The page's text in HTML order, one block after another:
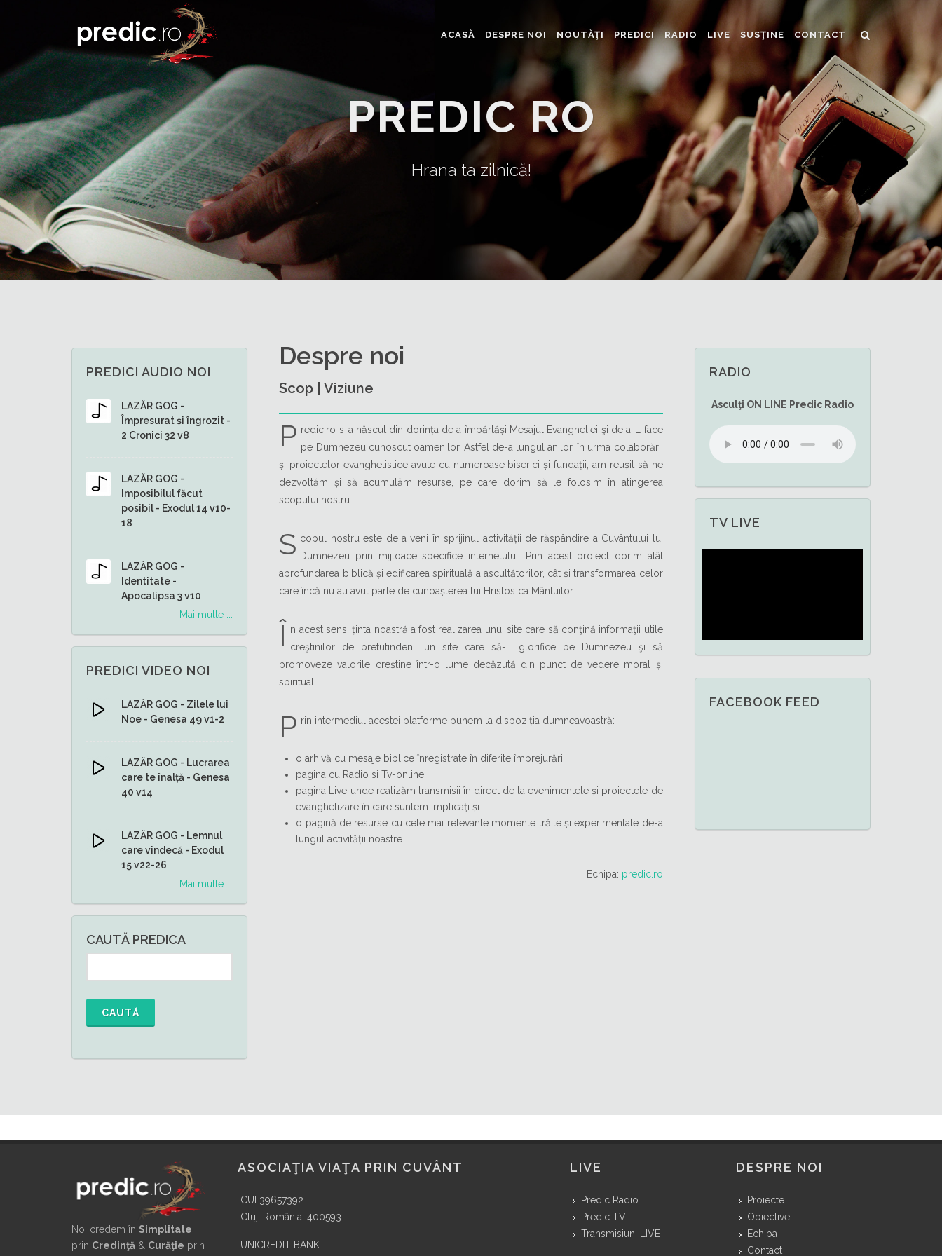
ACASĂ DESPRE NOI NOUTĂŢI PREDICI RADIO LIVE SUSŢINE CONTACT
PREDIC RO
Hrana ta zilnică!
PREDICI AUDIO NOI
LAZĂR GOG -
Împresurat și îngrozit -
2 Cronici 32 v8
LAZĂR GOG -
Imposibilul făcut
posibil - Exodul 14 v10-
18
LAZĂR GOG -
Identitate -
Apocalipsa 3 v10
Mai multe ...
PREDICI VIDEO NOI
LAZĂR GOG - Zilele lui
Noe - Genesa 49 v1-2
LAZĂR GOG - Lucrarea
care te înalță - Genesa
40 v14
LAZĂR GOG - Lemnul
care vindecă - Exodul
15 v22-26
Mai multe ...
CAUTĂ PREDICA
CAUTĂ
Despre noi
Scop | Viziune
P redic.ro s-a născut din dorința de a împărtăși Mesajul Evangheliei şi de a-L face
pe Dumnezeu cunoscut oamenilor. Astfel de-a lungul anilor, în urma colaborării
și proiectelor evanghelistice avute cu numeroase biserici și fundații, am reușit să ne
dezvoltăm și să acumulăm resurse, pe care dorim să le folosim în atingerea
scopului nostru.
S copul nostru este de a veni în sprijinul activității de răspândire a Cuvântului lui
Dumnezeu prin mijloace specifice internetului. Prin acest proiect dorim atât
aprofundarea biblică și edificarea spirituală a ascultătorilor, cât și transformarea celor
care încă nu au avut parte de cunoașterea lui Hristos ca Mântuitor.
Î
n acest sens, ținta noastră a fost realizarea unui site care să conţină informaţii utile
creştinilor de pretutindeni, un site care să-L glorifice pe Dumnezeu şi să
promoveze valorile creștine într-o lume decăzută din punct de vedere moral și
spiritual.
P rin intermediul acestei platforme punem la dispoziția dumneavoastră:
o arhivă cu mesaje biblice înregistrate în diferite împrejurări;
pagina cu Radio si Tv-online;
pagina Live unde realizăm transmisii în direct de la evenimentele și proiectele de
evanghelizare în care suntem implicaţi și
o pagină de resurse cu cele mai relevante momente trăite și experimentate de-a
lungul activității noastre.
Echipa: predic.ro
RADIO
Asculţi ON LINE Predic Radio
TV LIVE
FACEBOOK FEED
Noi credem în Simplitate
prin Credinţă & Curăţie prin
ASOCIAŢIA VIAŢA PRIN CUVÂNT
CUI 39657392
Cluj, România, 400593
UNICREDIT BANK
LIVE
Predic Radio
Predic TV
Transmisiuni LIVE
DESPRE NOI
Proiecte
Obiective
Echipa
Contact